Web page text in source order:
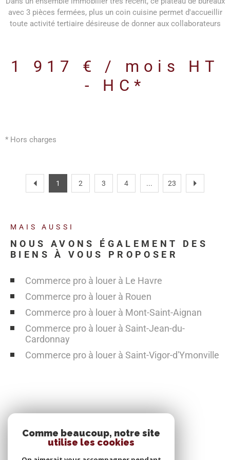
avec 3 pièces fermées, plus un coin cuisine permet d'accueillir
toute activité tertiaire désireuse de donner aux collaborateurs
informations sur les risques auxquels ce bien est exposé sont
disponibles sur le site Géorisques
1 917 € / mois
HT
- HC*
* Hors charges
1 2 3 4 ... 23
MAIS AUSSI
NOUS AVONS ÉGALEMENT DES
BIENS À VOUS PROPOSER
Commerce pro à louer à Le Havre
Commerce pro à louer à Rouen
Commerce pro à louer à Mont-Saint-Aignan
Commerce pro à louer à Saint-Jean-du-
Cardonnay
Commerce pro à louer à Saint-Vigor-d'Ymonville
Comme beaucoup, notre site
utilise les cookies